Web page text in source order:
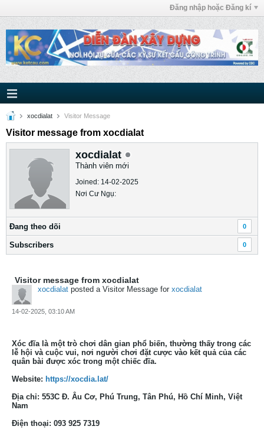
Đăng nhập hoặc Đăng kí
xocdialat Visitor Message
Visitor message from xocdialat
xocdialat
Thành viên mới
Joined: 14-02-2025
Nơi Cư Ngụ:
Ðang theo dõi 0
Subscribers 0
Visitor message from xocdialat
xocdialat posted a Visitor Message for xocdialat
14-02-2025, 03:10 AM
Xóc đĩa là một trò chơi dân gian phổ biến, thường thấy trong các
lễ hội và cuộc vui, nơi người chơi đặt cược vào kết quả của các
quân bài được xóc trong một chiếc đĩa.
Website: https://xocdia.lat/
Địa chỉ: 553C Đ. Âu Cơ, Phú Trung, Tân Phú, Hồ Chí Minh, Việt
Nam
Điện thoại: 093 925 7319